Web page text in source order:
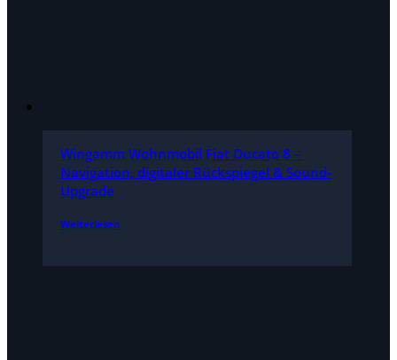
Wingamm Wohnmobil Fiat Ducato 8 –
Navigation, digitaler Rückspiegel & Sound-
Upgrade
Weiterlesen